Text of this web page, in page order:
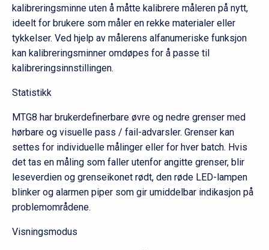
kalibreringsminne uten å måtte kalibrere måleren på nytt,
ideelt for brukere som måler en rekke materialer eller
tykkelser. Ved hjelp av målerens alfanumeriske funksjon
kan kalibreringsminner omdøpes for å passe til
kalibreringsinnstillingen.
Statistikk
MTG8 har brukerdefinerbare øvre og nedre grenser med
hørbare og visuelle pass / fail-advarsler. Grenser kan
settes for individuelle målinger eller for hver batch. Hvis
det tas en måling som faller utenfor angitte grenser, blir
leseverdien og grenseikonet rødt, den røde LED-lampen
blinker og alarmen piper som gir umiddelbar indikasjon på
problemområdene.
Visningsmodus